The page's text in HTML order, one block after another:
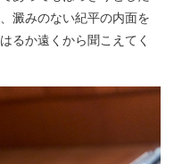
澱みのない紀平の内面を
るか遠くから聞こえてく